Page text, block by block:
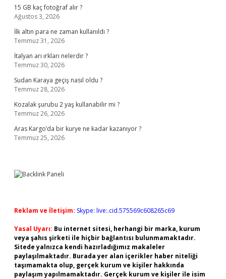
15 GB kaç fotoğraf alır ?
Ağustos 3, 2026
İlk altın para ne zaman kullanıldı ?
Temmuz 31, 2026
İtalyan arı ırkları nelerdir ?
Temmuz 30, 2026
Sudan Karaya geçiş nasıl oldu ?
Temmuz 28, 2026
Kozalak şurubu 2 yaş kullanabilir mi ?
Temmuz 26, 2026
Aras Kargo’da bir kurye ne kadar kazanıyor ?
Temmuz 25, 2026
Reklam ve İletişim: Skype: live:.cid.575569c608265c69
Yasal Uyarı: Bu internet sitesi, herhangi bir marka, kurum
veya şahıs şirketi ile hiçbir bağlantısı bulunmamaktadır.
Sitede yalnızca kendi hazırladığımız makaleler
paylaşılmaktadır. Burada yer alan içerikler haber niteliği
taşımamakta olup, gerçek kurum ve kişiler hakkında
paylaşım yapılmamaktadır. Gerçek kurum ve kişiler ile isim